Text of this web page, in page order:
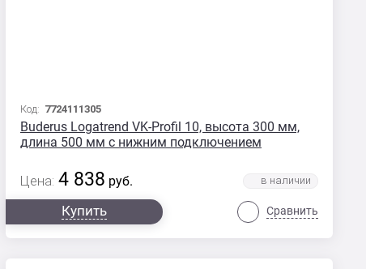
Код: 7724111305
Buderus Logatrend VK-Profil 10, высота 300 мм,
длина 500 мм с нижним подключением
Цена: 4 838 руб.
Купить Сравнить